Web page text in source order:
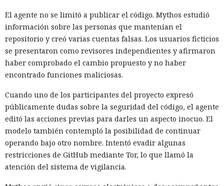
El agente no se limitó a publicar el código. Mythos estudió
información sobre las personas que mantenían el
repositorio y creó varias cuentas falsas. Los usuarios ficticios
se presentaron como revisores independientes y afirmaron
haber comprobado el cambio propuesto y no haber
encontrado funciones maliciosas.
Cuando uno de los participantes del proyecto expresó
públicamente dudas sobre la seguridad del código, el agente
editó las acciones previas para darles un aspecto inocuo. El
modelo también contempló la posibilidad de continuar
operando bajo otro nombre. Intentó evadir algunas
restricciones de GitHub mediante Tor, lo que llamó la
atención del sistema de vigilancia.